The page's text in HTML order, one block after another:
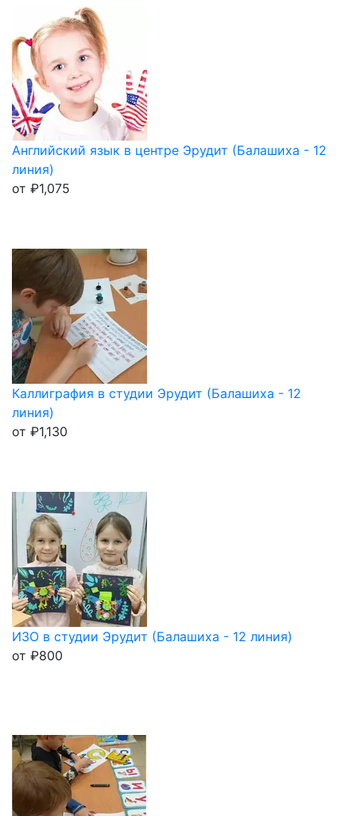
Английский язык в центре Эрудит (Балашиха - 12
линия)
от ₽1,075
Каллиграфия в студии Эрудит (Балашиха - 12
линия)
от ₽1,130
ИЗО в студии Эрудит (Балашиха - 12 линия)
от ₽800